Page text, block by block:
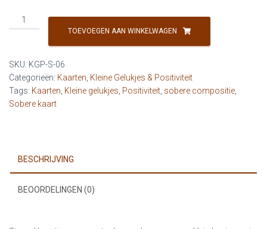
&
Groots
dromen,
klein
beginnen
TOEVOEGEN AAN WINKELWAGEN
SKU: KGP-S-06
Categorieën: Kaarten Kleine Gelukjes & Positiviteit
Tags: Kaarten Kleine gelukjes Positiviteit sobere compositie
Sobere kaart
BESCHRIJVING
BEOORDELINGEN (0)